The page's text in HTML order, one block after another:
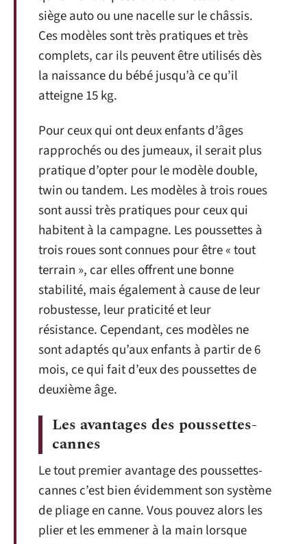
siège auto ou une nacelle sur le châssis.
Ces modèles sont très pratiques et très
complets, car ils peuvent être utilisés dès
la naissance du bébé jusqu’à ce qu’il
atteigne 15 kg.
Pour ceux qui ont deux enfants d’âges
rapprochés ou des jumeaux, il serait plus
pratique d’opter pour le modèle double,
twin ou tandem. Les modèles à trois roues
sont aussi très pratiques pour ceux qui
habitent à la campagne. Les poussettes à
trois roues sont connues pour être « tout
terrain », car elles offrent une bonne
stabilité, mais également à cause de leur
robustesse, leur praticité et leur
résistance. Cependant, ces modèles ne
sont adaptés qu’aux enfants à partir de 6
mois, ce qui fait d’eux des poussettes de
deuxième âge.
Les avantages des poussettes-
cannes
Le tout premier avantage des poussettes-
cannes c’est bien évidemment son système
de pliage en canne. Vous pouvez alors les
plier et les emmener à la main lorsque